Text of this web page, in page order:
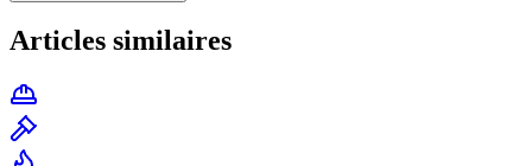
Articles similaires